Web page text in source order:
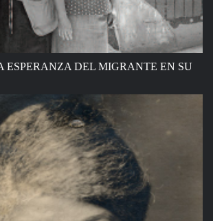
ESPERANZA DEL MIGRANTE EN SU